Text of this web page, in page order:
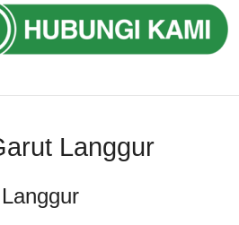
Langgur